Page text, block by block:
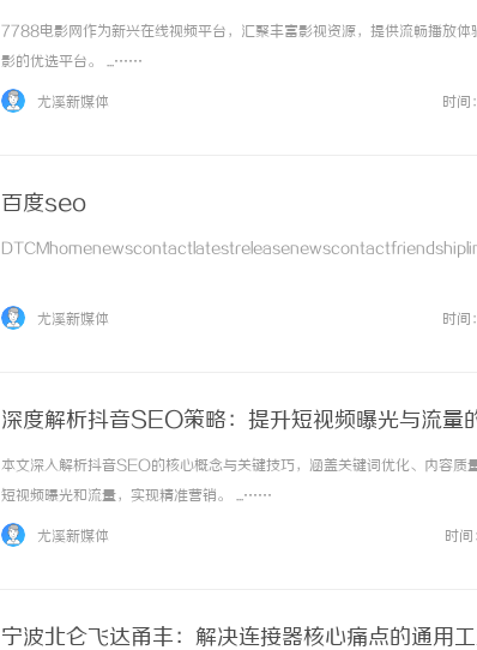
7788电影网作为新兴在线视频平台，汇聚丰富影视资源，提供流畅播放
影的优选平台。 ...……
尤溪新媒体 时
百度seo
尤溪新媒体 时
深度解析抖音SEO策略：提升短视频曝光与流量
本文深入解析抖音SEO的核心概念与关键技巧，涵盖关键词优化、内容质
短视频曝光和流量，实现精准营销。 ...……
尤溪新媒体 时
宁波北仑飞达甬丰：解决连接器核心痛点的通用